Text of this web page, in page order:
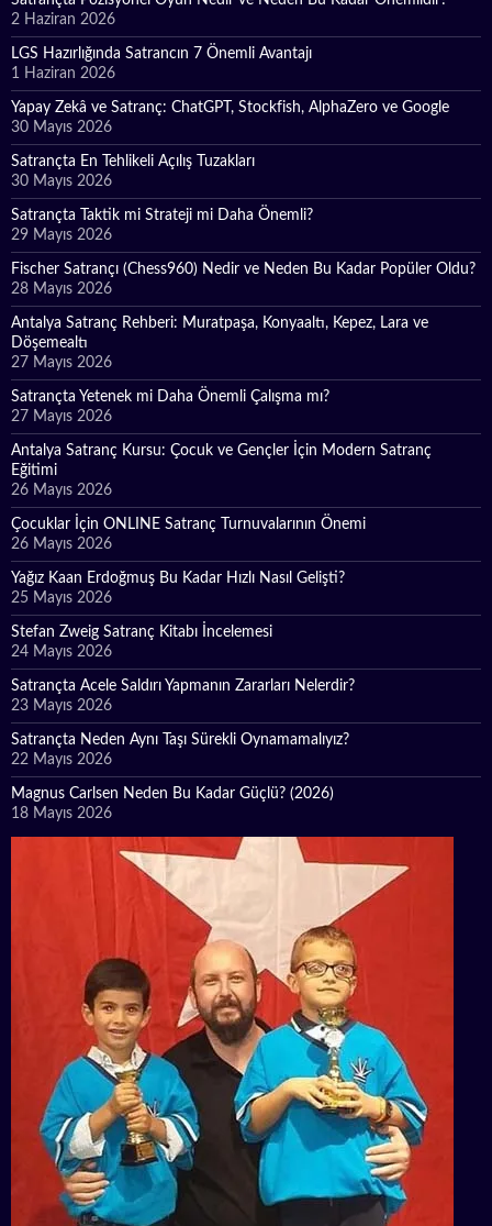
2 Haziran 2026
LGS Hazırlığında Satrancın 7 Önemli Avantajı
1 Haziran 2026
Yapay Zekâ ve Satranç: ChatGPT, Stockfish, AlphaZero ve Google
30 Mayıs 2026
Satrançta En Tehlikeli Açılış Tuzakları
30 Mayıs 2026
Satrançta Taktik mi Strateji mi Daha Önemli?
29 Mayıs 2026
Fischer Satrançı (Chess960) Nedir ve Neden Bu Kadar Popüler Oldu?
28 Mayıs 2026
Antalya Satranç Rehberi: Muratpaşa, Konyaaltı, Kepez, Lara ve
Döşemealtı
27 Mayıs 2026
Satrançta Yetenek mi Daha Önemli Çalışma mı?
27 Mayıs 2026
Antalya Satranç Kursu: Çocuk ve Gençler İçin Modern Satranç
Eğitimi
26 Mayıs 2026
Çocuklar İçin ONLINE Satranç Turnuvalarının Önemi
26 Mayıs 2026
Yağız Kaan Erdoğmuş Bu Kadar Hızlı Nasıl Gelişti?
25 Mayıs 2026
Stefan Zweig Satranç Kitabı İncelemesi
24 Mayıs 2026
Satrançta Acele Saldırı Yapmanın Zararları Nelerdir?
23 Mayıs 2026
Satrançta Neden Aynı Taşı Sürekli Oynamamalıyız?
22 Mayıs 2026
Magnus Carlsen Neden Bu Kadar Güçlü? (2026)
18 Mayıs 2026